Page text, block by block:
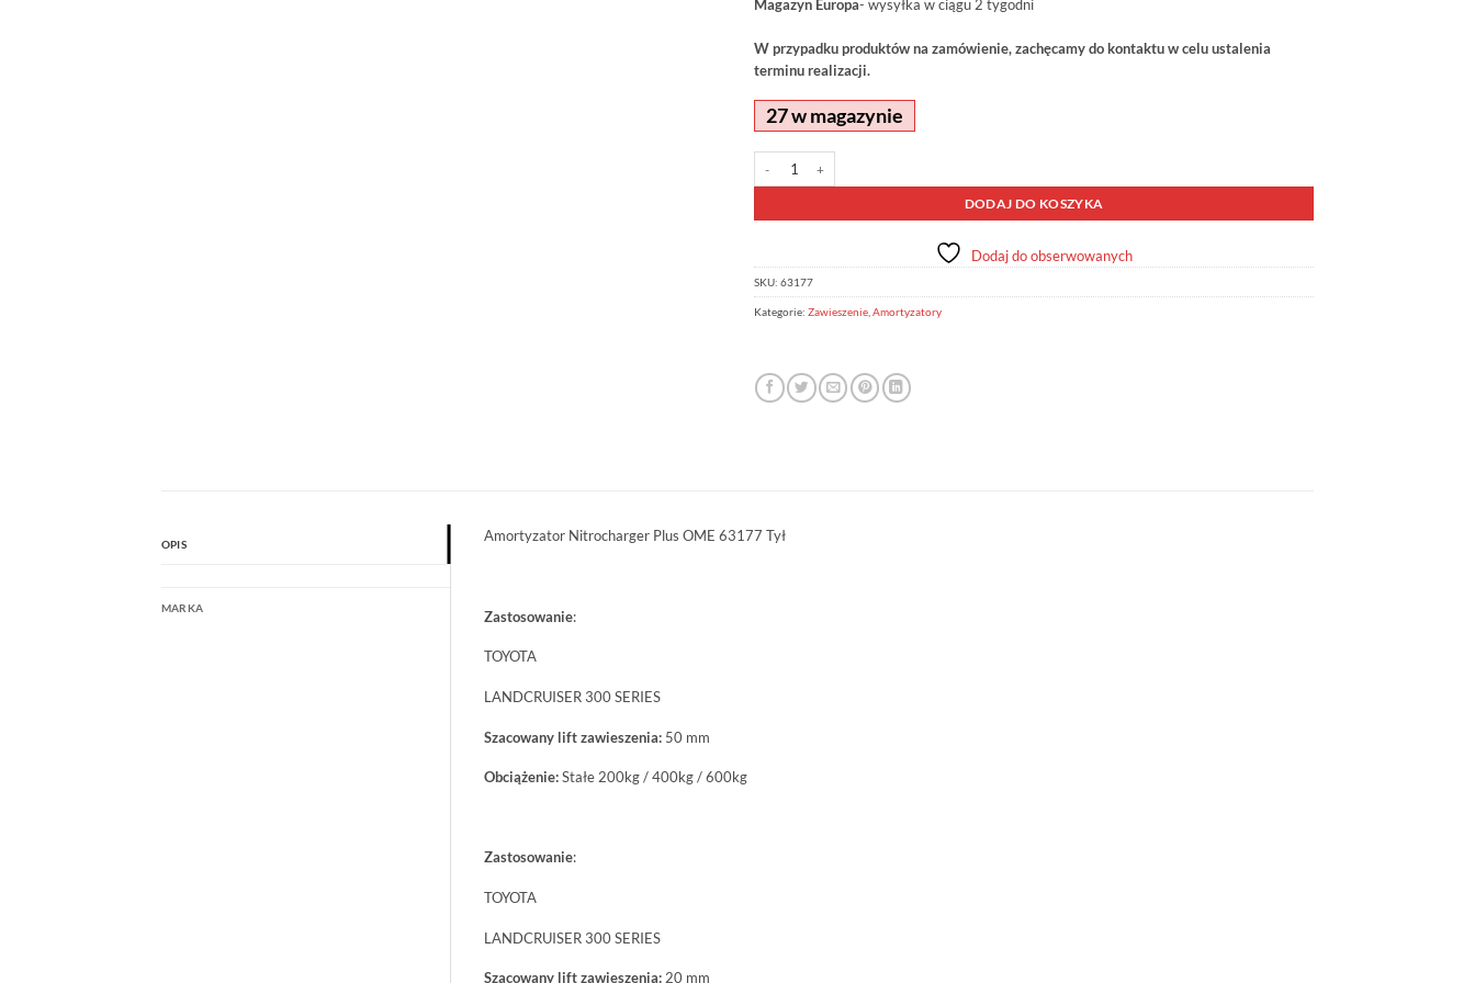
Magazyn Europa- wysyłka w ciągu 2 tygodni
W przypadku produktów na zamówienie, zachęcamy do kontaktu w celu ustalenia
terminu realizacji.
27 w magazynie
DODAJ DO KOSZYKA
Alternative:
Dodaj do obserwowanych
SKU: 63177
Kategorie: Zawieszenie Amortyzatory
OPIS
MARKA
Amortyzator Nitrocharger Plus OME 63177 Tył
Zastosowanie:
TOYOTA
LANDCRUISER 300 SERIES
Szacowany lift zawieszenia:50 mm
Obciążenie:Stałe 200kg / 400kg / 600kg
Zastosowanie:
TOYOTA
LANDCRUISER 300 SERIES
Szacowany lift zawieszenia:20 mm